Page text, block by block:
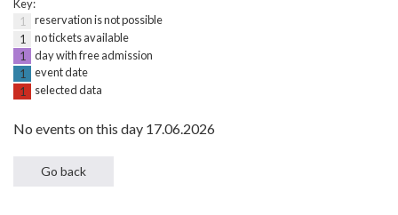
Key:
1
reservation is not possible
1
no tickets available
1
day with free admission
1
event date
1
selected data
No events on this day 17.06.2026